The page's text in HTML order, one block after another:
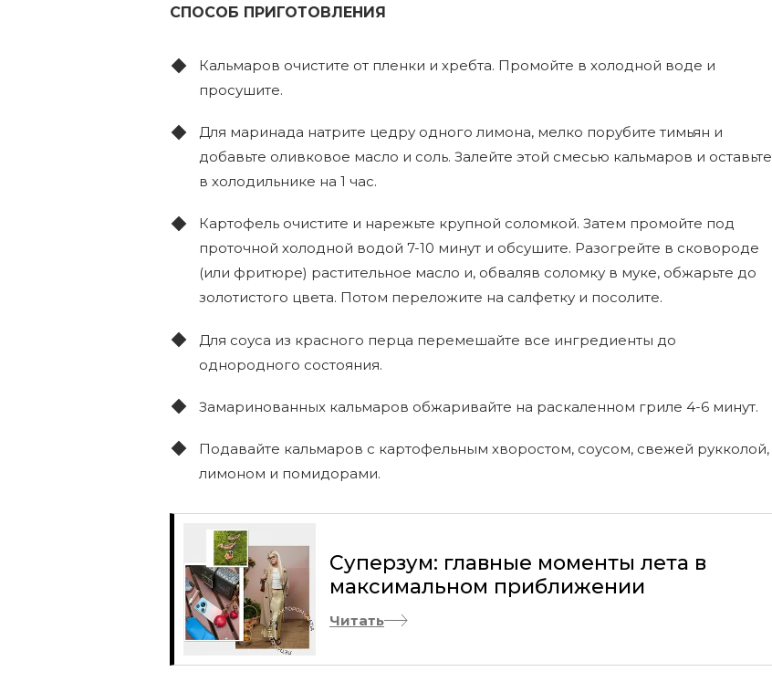
СПОСОБ ПРИГОТОВЛЕНИЯ
Кальмаров очистите от пленки и хребта. Промойте в холодной воде и
просушите.
Для маринада натрите цедру одного лимона, мелко порубите тимьян и
добавьте оливковое масло и соль. Залейте этой смесью кальмаров и оставьте
в холодильнике на 1 час.
Картофель очистите и нарежьте крупной соломкой. Затем промойте под
проточной холодной водой 7-10 минут и обсушите. Разогрейте в сковороде
(или фритюре) растительное масло и, обваляв соломку в муке, обжарьте до
золотистого цвета. Потом переложите на салфетку и посолите.
Для соуса из красного перца перемешайте все ингредиенты до
однородного состояния.
Замаринованных кальмаров обжаривайте на раскаленном гриле 4-6 минут.
Подавайте кальмаров с картофельным хворостом, соусом, свежей рукколой,
лимоном и помидорами.
Суперзум: главные моменты лета в
максимальном приближении
Читать